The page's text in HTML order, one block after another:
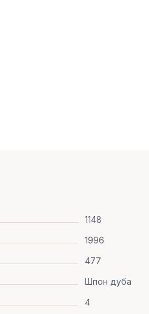
1148
1996
477
Шпон дуба
4